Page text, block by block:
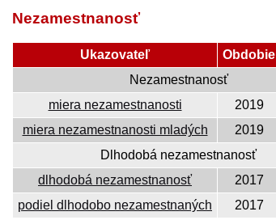
Nezamestnanosť
Ukazovateľ Obdobie
Nezamestnanosť
miera nezamestnanosti
2019
miera nezamestnanosti mladých
2019
Dlhodobá nezamestnanosť
dlhodobá nezamestnanosť
2017
podiel dlhodobo nezamestnaných
2017